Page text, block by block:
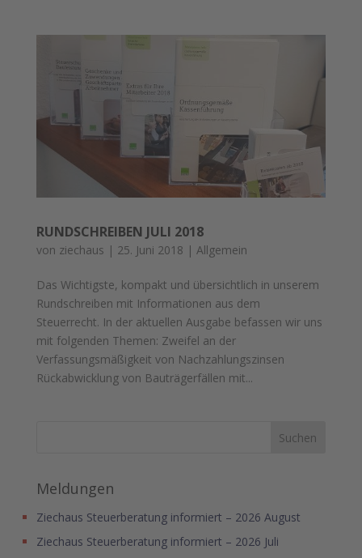
RUNDSCHREIBEN JULI 2018
von ziechaus | 25. Juni 2018 | Allgemein
Das Wichtigste, kompakt und übersichtlich in unserem
Rundschreiben mit Informationen aus dem
Steuerrecht. In der aktuellen Ausgabe befassen wir uns
mit folgenden Themen: Zweifel an der
Verfassungsmäßigkeit von Nachzahlungszinsen
Rückabwicklung von Bauträgerfällen mit...
Meldungen
Ziechaus Steuerberatung informiert – 2026 August
Ziechaus Steuerberatung informiert – 2026 Juli